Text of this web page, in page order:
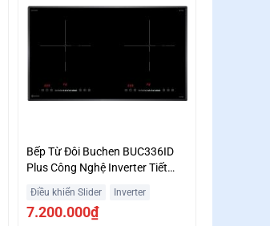
Bếp Từ Đôi Buchen BUC336ID
Plus Công Nghệ Inverter Tiết
Điều khiển Slider Inverter
7.200.000₫